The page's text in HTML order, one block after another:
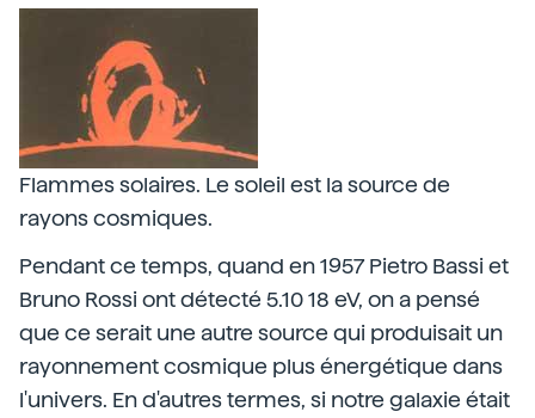
Flammes solaires. Le soleil est la source de
rayons cosmiques.
Pendant ce temps, quand en 1957 Pietro Bassi et
Bruno Rossi ont détecté 5.10 18 eV, on a pensé
que ce serait une autre source qui produisait un
rayonnement cosmique plus énergétique dans
l'univers. En d'autres termes, si notre galaxie était